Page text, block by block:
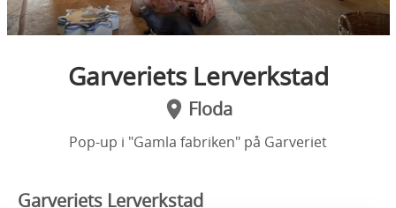
Garveriets Lerverkstad
Floda
Pop-up i "Gamla fabriken" på Garveriet
Garveriets Lerverkstad